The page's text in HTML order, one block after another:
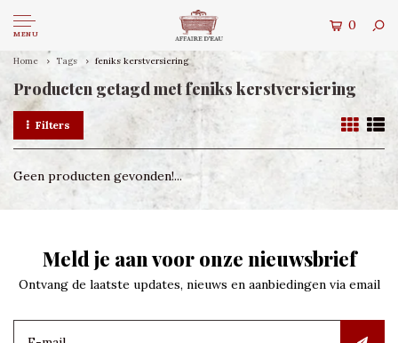
MENU
0
Home Tags feniks kerstversiering
Producten getagd met feniks kerstversiering
Filters
Geen producten gevonden!...
Meld je aan voor onze nieuwsbrief
Ontvang de laatste updates, nieuws en aanbiedingen via email